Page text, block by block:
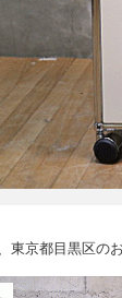
東京都目黒区の